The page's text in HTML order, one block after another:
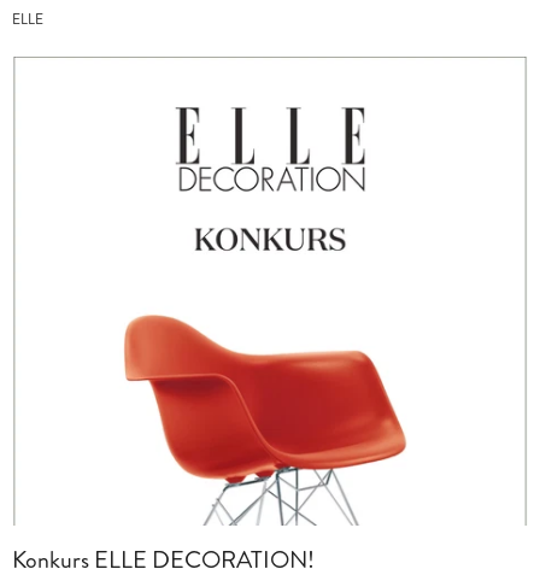
ELLE
Konkurs ELLE DECORATION!